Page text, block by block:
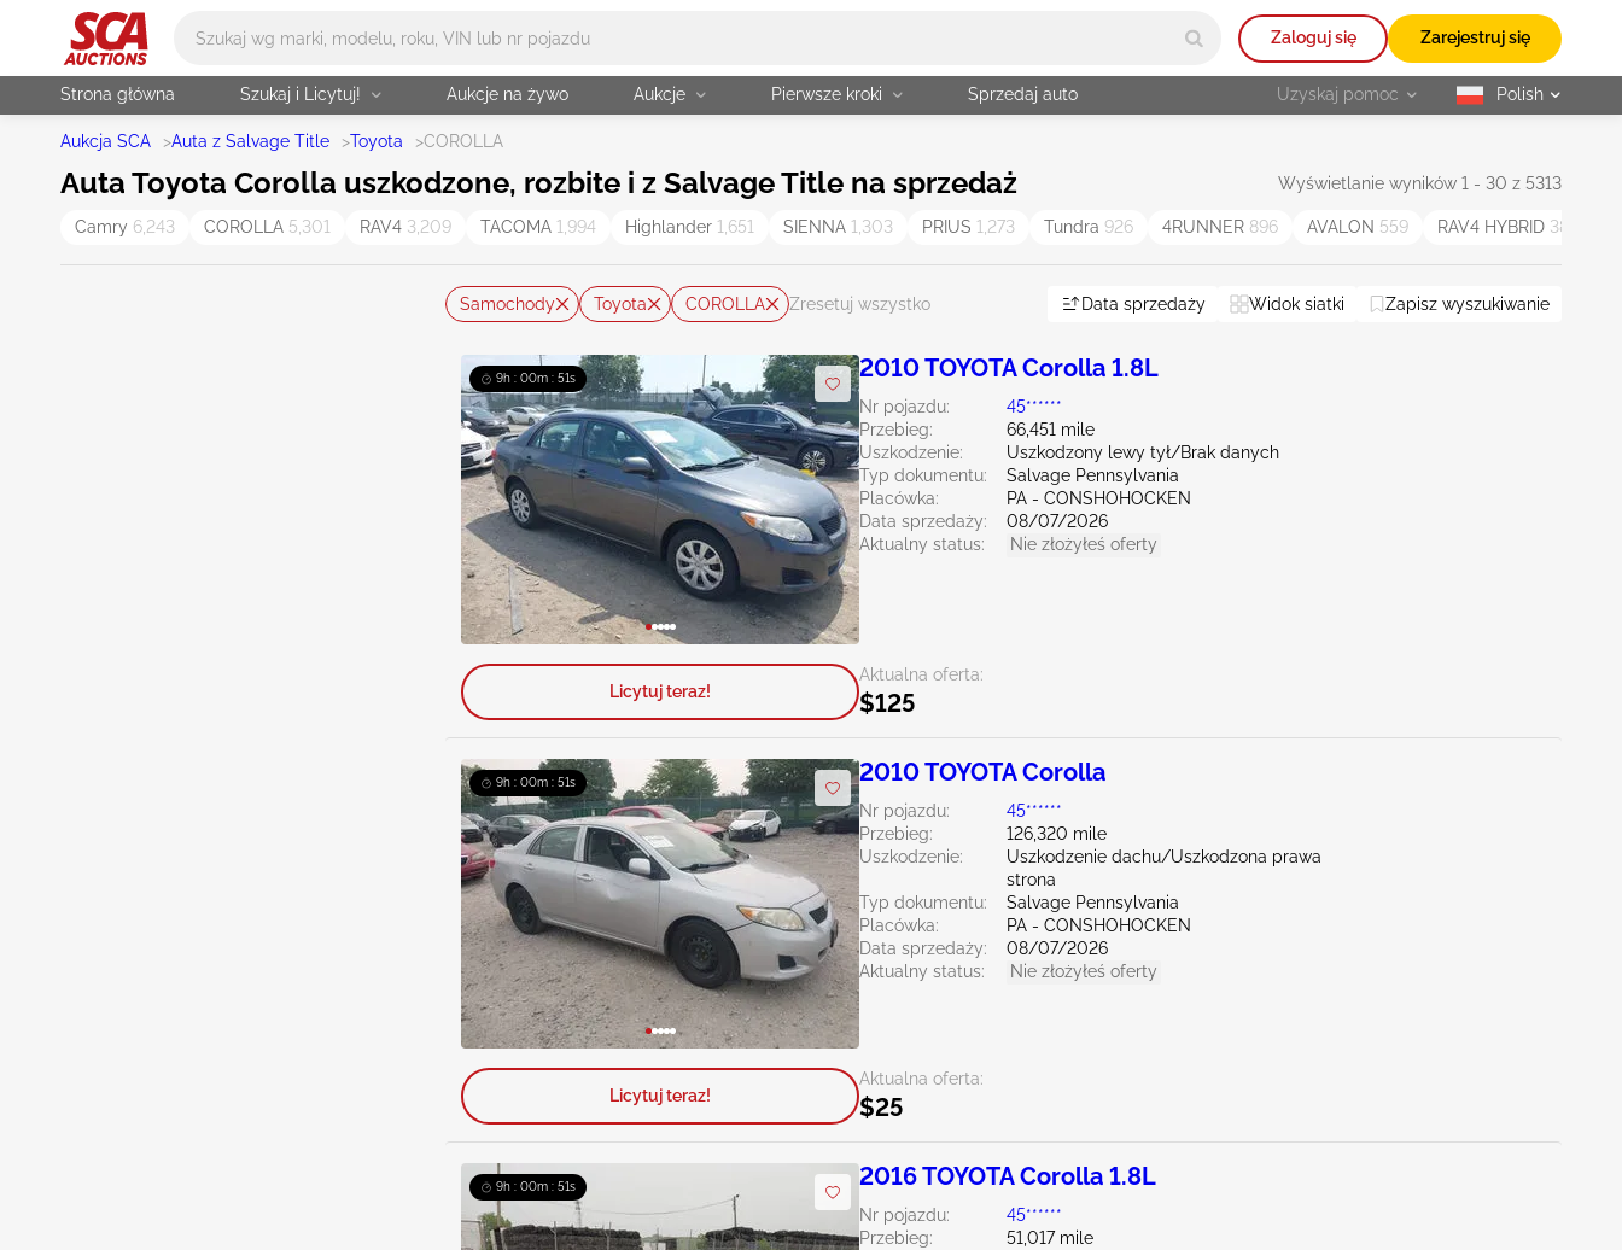
Zaloguj się Zarejestruj się
Strona główna Szukaj i Licytuj! Aukcje na żywo Aukcje Pierwsze kroki Sprzedaj auto Uzyskaj pomoc selected
Polish
Aukcja SCA >Auta z Salvage Title >Toyota >COROLLA
Auta Toyota Corolla uszkodzone, rozbite i z Salvage Title na sprzedaż Wyświetlanie wyników 1 - 30 z 5313
Camry 6,243 COROLLA 5,301 RAV4 3,209 TACOMA 1,994 Highlander 1,651 SIENNA 1,303 PRIUS 1,273 Tundra 926 4RUNNER 896 AVALON 559 RAV4 HYBRID 387
Samochody Toyota COROLLA Zresetuj wszystko Data sprzedaży Widok siatki Zapisz wyszukiwanie
9h : 00m : 50s 2010 TOYOTA Corolla 1.8L
Nr pojazdu:
45******
Przebieg:
66,451 mile
Uszkodzenie:
Uszkodzony lewy tył/Brak danych
Typ dokumentu:
Salvage Pennsylvania
Placówka:
PA - CONSHOHOCKEN
Data sprzedaży:
08/07/2026
Aktualny status:
Nie złożyłeś oferty
Aktualna oferta:
$125
Licytuj teraz!
9h : 00m : 50s 2010 TOYOTA Corolla
Nr pojazdu:
45******
Przebieg:
126,320 mile
Uszkodzenie:
Uszkodzenie dachu/Uszkodzona prawa
strona
Typ dokumentu:
Salvage Pennsylvania
Placówka:
PA - CONSHOHOCKEN
Data sprzedaży:
08/07/2026
Aktualny status:
Nie złożyłeś oferty
Aktualna oferta:
$25
Licytuj teraz!
9h : 00m : 50s 2016 TOYOTA Corolla 1.8L
Nr pojazdu:
45******
Przebieg:
51,017 mile